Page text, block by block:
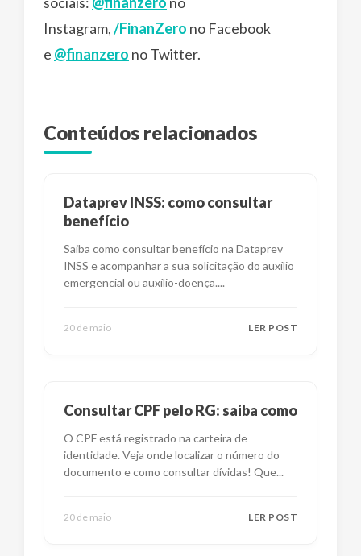
Instagram,/FinanZero no Facebook
e @finanzero no Twitter.
Conteúdos relacionados
Dataprev INSS: como consultar
benefício
Saiba como consultar benefício na Dataprev
INSS e acompanhar a sua solicitação do auxílio
emergencial ou auxílio-doença....
20 de maio LER POST
Consultar CPF pelo RG: saiba como
O CPF está registrado na carteira de
identidade. Veja onde localizar o número do
documento e como consultar dívidas! Que...
20 de maio LER POST